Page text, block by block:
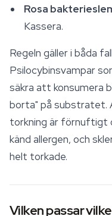
Rosa
Kassera.
Regeln gäller i båda
Psilocybinsvampar
säkra att konsumera
borta" på substratet.
torkning är förnuftigt
känd allergen, och
helt torkade.
Vilken passar